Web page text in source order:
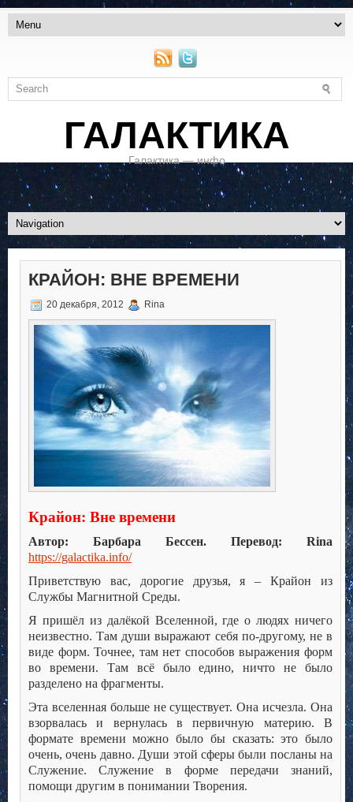
ГАЛАКТИКА
Галактика — инфо
КРАЙОН: ВНЕ ВРЕМЕНИ
20 декабря, 2012 Rina
Крайон: Вне времени
Автор: Барбара Бессен. Перевод: Rina
https://galactika.info/
Приветствую вас, дорогие друзья, я – Крайон из
Службы Магнитной Среды.
Я пришёл из далёкой Вселенной, где о людях ничего
неизвестно. Там души выражают себя по-другому, не в
виде форм. Точнее, там нет способов выражения форм
во времени. Там всё было едино, ничто не было
разделено на фрагменты.
Эта вселенная больше не существует. Она исчезла. Она
взорвалась и вернулась в первичную материю. В
формате времени можно было бы сказать: это было
очень, очень давно. Души этой сферы были посланы на
Служение. Служение в форме передачи знаний,
помощи другим в понимании Творения.